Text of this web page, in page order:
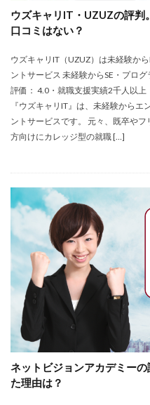
ウズキャリIT・UZUZの評判
口コミはない？
ウズキャリIT（UZUZ）は未経験か
ントサービス 未経験からSE・プロ
評価： 4.0・就職支援実績2千人以
『ウズキャリIT』は、未経験から
ントサービスです。 元々、既卒や
方向けにカレッジ型の就職 […]
ネットビジョンアカデミー
た理由は？